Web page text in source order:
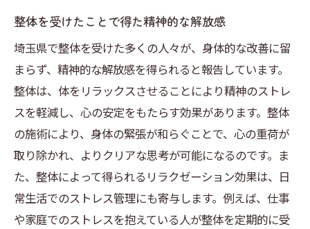
整体を受けたことで得た精神的な解放感
埼玉県で整体を受けた多くの人々が、身体的な改善に留
まらず、精神的な解放感を得られると報告しています。
整体は、体をリラックスさせることにより精神のストレ
スを軽減し、心の安定をもたらす効果があります。整体
の施術により、身体の緊張が和らぐことで、心の重荷が
取り除かれ、よりクリアな思考が可能になるのです。ま
た、整体によって得られるリラクゼーション効果は、日
常生活でのストレス管理にも寄与します。例えば、仕事
や家庭でのストレスを抱えている人が整体を定期的に受